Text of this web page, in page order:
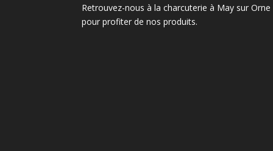
Retrouvez-nous à la charcuterie à May sur Orne
pour profiter de nos produits.